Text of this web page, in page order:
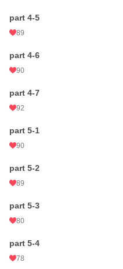
part 4-5
89
part 4-6
90
part 4-7
92
part 5-1
90
part 5-2
89
part 5-3
80
part 5-4
78